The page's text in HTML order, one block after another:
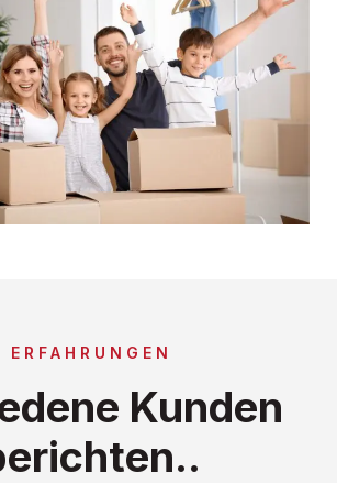
ERFAHRUNGEN
Kunden